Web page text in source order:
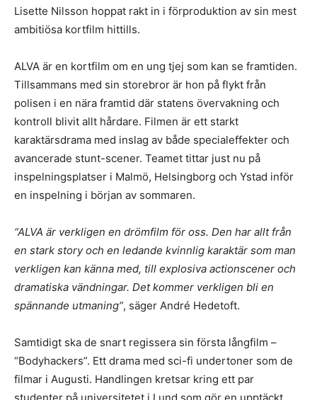
Lisette Nilsson hoppat rakt in i förproduktion av sin mest
ambitiösa kortfilm hittills.
ALVA är en kortfilm om en ung tjej som kan se framtiden.
Tillsammans med sin storebror är hon på flykt från
polisen i en nära framtid där statens övervakning och
kontroll blivit allt hårdare. Filmen är ett starkt
karaktärsdrama med inslag av både specialeffekter och
avancerade stunt-scener. Teamet tittar just nu på
inspelningsplatser i Malmö, Helsingborg och Ystad inför
en inspelning i början av sommaren.
“ALVA är verkligen en drömfilm för oss. Den har allt från
en stark story och en ledande kvinnlig karaktär som man
verkligen kan känna med, till explosiva actionscener och
dramatiska vändningar. Det kommer verkligen bli en
spännande utmaning”, säger André Hedetoft.
Samtidigt ska de snart regissera sin första långfilm –
“Bodyhackers”. Ett drama med sci-fi undertoner som de
filmar i Augusti. Handlingen kretsar kring ett par